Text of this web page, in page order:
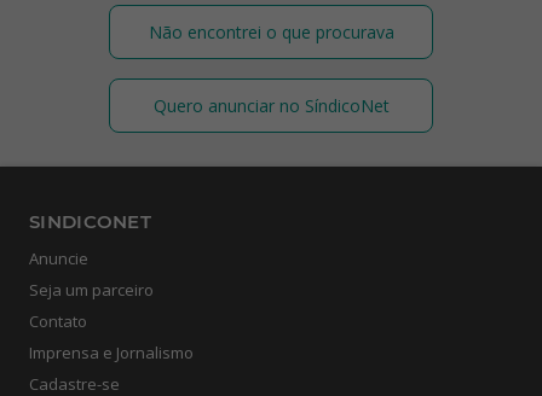
Não encontrei o que procurava
Quero anunciar no SíndicoNet
SINDICONET
Anuncie
Seja um parceiro
Contato
Imprensa e Jornalismo
Cadastre-se